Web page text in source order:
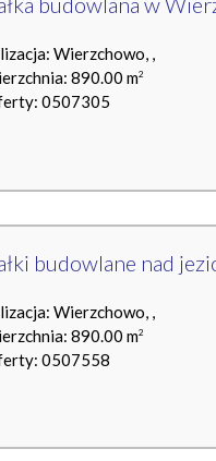
Wierzchowo, ,
890.00 m2
0507305
budowlane nad
Wierzchowo, ,
890.00 m2
0507558